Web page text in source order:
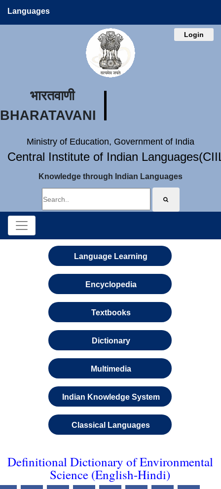
Languages
Login
भारतवाणी
BHARATAVANI
Ministry of Education, Government of India
Central Institute of Indian
Knowledge through Indian Languages
Language Learning
Encyclopedia
Textbooks
Dictionary
Multimedia
Indian Knowledge System
Classical Languages
Definitional Dictionary of Environmental
Science (English-Hindi)